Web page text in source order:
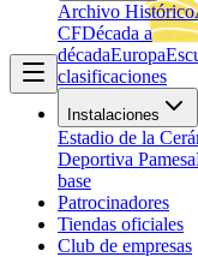
Archivo Histórico
CFDécada a
décadaEuropa
clasificaciones
Instalaciones
Estadio de la
Deportiva Pamesa
base
Patrocinadores
Tiendas oficiales
Club de empresas